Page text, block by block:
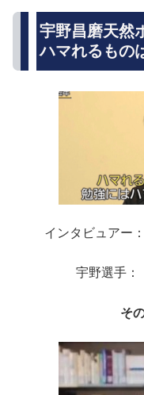
宇野昌磨天然
ハマれるもの
インタビュアー：
宇野選手：
そ